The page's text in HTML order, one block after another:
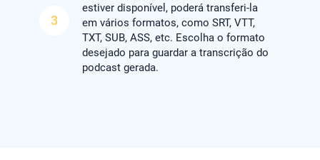
3
estiver disponível, poderá transferi-la
em vários formatos, como SRT, VTT,
TXT, SUB, ASS, etc. Escolha o formato
desejado para guardar a transcrição do
podcast gerada.